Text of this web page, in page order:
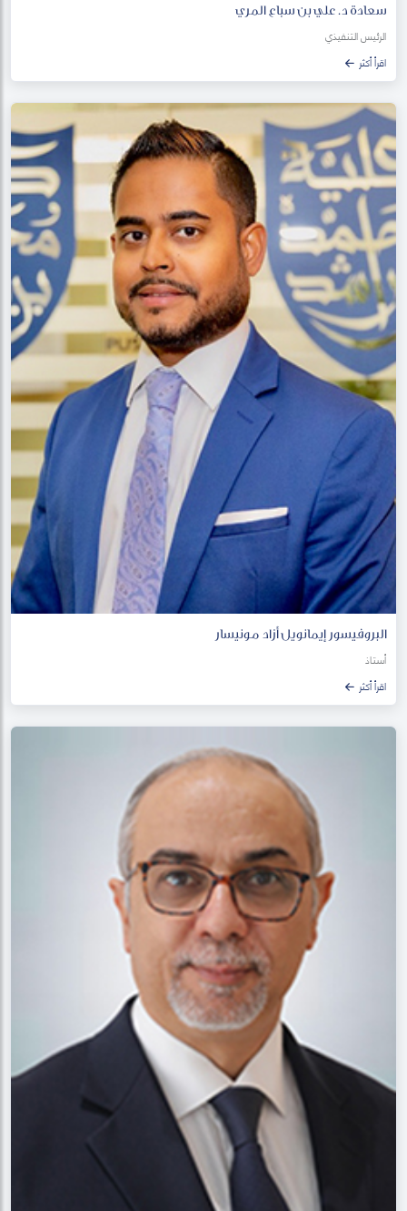
سعادة د. علي بن سباع المري
الرئيس التنفيذي
اقرأ أكثر
البروفيسور إيمانويل أزاد مونيسار
أستاذ
اقرأ أكثر